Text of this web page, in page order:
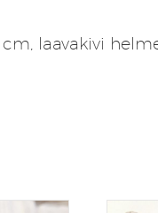
laavakivi